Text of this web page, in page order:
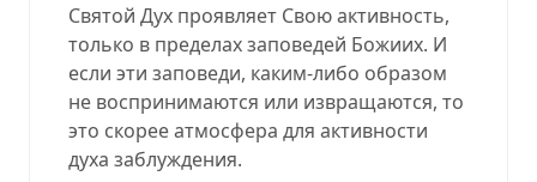
Святой Дух проявляет Свою активность,
только в пределах заповедей Божиих. И
если эти заповеди, каким-либо образом
не воспринимаются или извращаются, то
это скорее атмосфера для активности
духа заблуждения.